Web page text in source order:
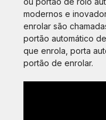
modernos e
enrolar são
portão automático
que enrola, porta
portão de enrolar.